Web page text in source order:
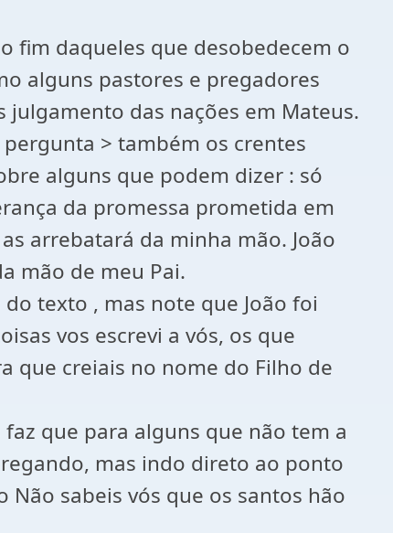
fim daqueles que desobedecem o
alguns pastores e pregadores
das nações em Mateus.
> também os crentes
alguns que podem dizer : só
da promessa prometida em
arrebatará da minha mão. João
mão de meu Pai.
texto , mas note que João foi
vos escrevi a vós, os que
que creiais no nome do Filho de
que para alguns que não tem a
mas indo direto ao ponto
sabeis vós que os santos hão